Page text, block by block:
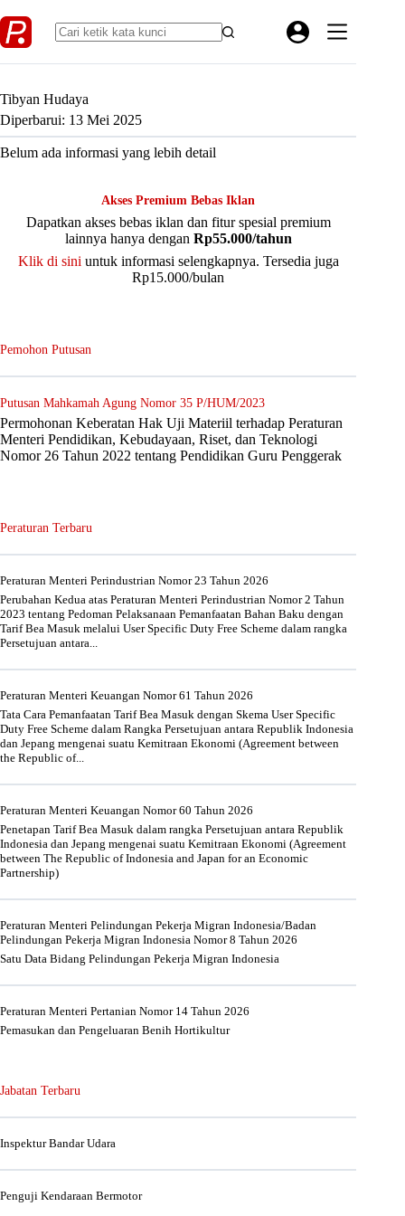
to
content
Tibyan Hudaya
Diperbarui: 13 Mei 2025
Belum ada informasi yang lebih detail
Akses Premium Bebas Iklan
Dapatkan akses bebas iklan dan fitur spesial premium
lainnya hanya dengan Rp55.000/tahun
Klik di sini untuk informasi selengkapnya. Tersedia juga
Rp15.000/bulan
Pemohon Putusan
Putusan Mahkamah Agung Nomor 35 P/HUM/2023
Permohonan Keberatan Hak Uji Materiil terhadap Peraturan
Menteri Pendidikan, Kebudayaan, Riset, dan Teknologi
Nomor 26 Tahun 2022 tentang Pendidikan Guru Penggerak
Peraturan Terbaru
Peraturan Menteri Perindustrian Nomor 23 Tahun 2026
Perubahan Kedua atas Peraturan Menteri Perindustrian Nomor 2 Tahun
2023 tentang Pedoman Pelaksanaan Pemanfaatan Bahan Baku dengan
Tarif Bea Masuk melalui User Specific Duty Free Scheme dalam rangka
Persetujuan antara...
Peraturan Menteri Keuangan Nomor 61 Tahun 2026
Tata Cara Pemanfaatan Tarif Bea Masuk dengan Skema User Specific
Duty Free Scheme dalam Rangka Persetujuan antara Republik Indonesia
dan Jepang mengenai suatu Kemitraan Ekonomi (Agreement between
the Republic of...
Peraturan Menteri Keuangan Nomor 60 Tahun 2026
Penetapan Tarif Bea Masuk dalam rangka Persetujuan antara Republik
Indonesia dan Jepang mengenai suatu Kemitraan Ekonomi (Agreement
between The Republic of Indonesia and Japan for an Economic
Partnership)
Peraturan Menteri Pelindungan Pekerja Migran Indonesia/Badan
Pelindungan Pekerja Migran Indonesia Nomor 8 Tahun 2026
Satu Data Bidang Pelindungan Pekerja Migran Indonesia
Peraturan Menteri Pertanian Nomor 14 Tahun 2026
Pemasukan dan Pengeluaran Benih Hortikultur
Jabatan Terbaru
Inspektur Bandar Udara
Penguji Kendaraan Bermotor